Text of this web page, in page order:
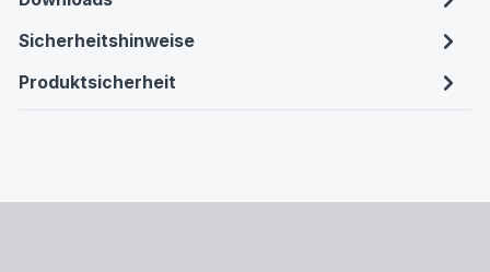
Sicherheitshinweise
Produktsicherheit